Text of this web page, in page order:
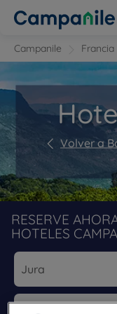
Campanile Francia
Volver a
RESERVE
HOTELES